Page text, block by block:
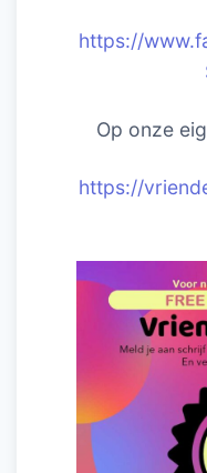
https://
Op onze
https://